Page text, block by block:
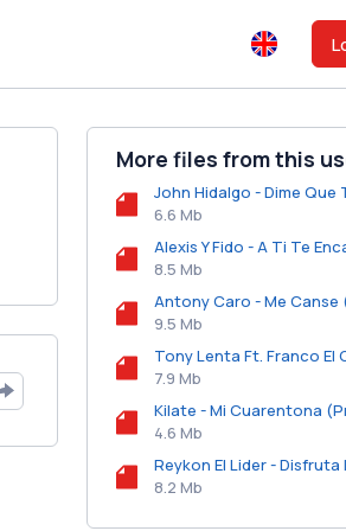
More files from this
6.6 Mb
8.5 Mb
9.5 Mb
7.9 Mb
4.6 Mb
8.2 Mb